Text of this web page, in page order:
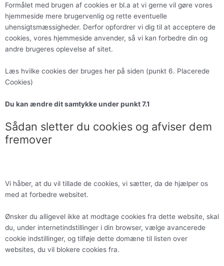
Formålet med brugen af cookies er bl.a at vi gerne vil gøre vores
hjemmeside mere brugervenlig og rette eventuelle
uhensigtsmæssigheder. Derfor opfordrer vi dig til at acceptere de
cookies, vores hjemmeside anvender, så vi kan forbedre din og
andre brugeres oplevelse af sitet.
Læs hvilke cookies der bruges her på siden (punkt 6. Placerede
Cookies)
Du kan ændre dit samtykke under punkt 7.1
Sådan sletter du cookies og afviser dem
fremover
Vi håber, at du vil tillade de cookies, vi sætter, da de hjælper os
med at forbedre websitet.
Ønsker du alligevel ikke at modtage cookies fra dette website, skal
du, under internetindstillinger i din browser, vælge avancerede
cookie indstillinger, og tilføje dette domæne til listen over
websites, du vil blokere cookies fra.